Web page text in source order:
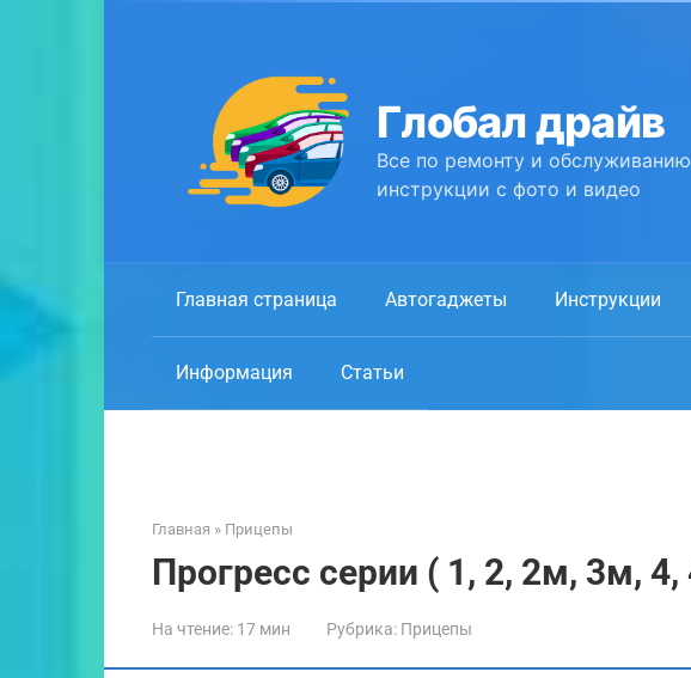
Глобал драйв
Все по ремонту и
инструкции с фото и видео
Главная страница Автогаджеты Инструкции
Информация Статьи
Главная » Прицепы
Прогресс серии ( 1, 2, 2м, 3м, 4,
На чтение: 17 мин Рубрика: Прицепы